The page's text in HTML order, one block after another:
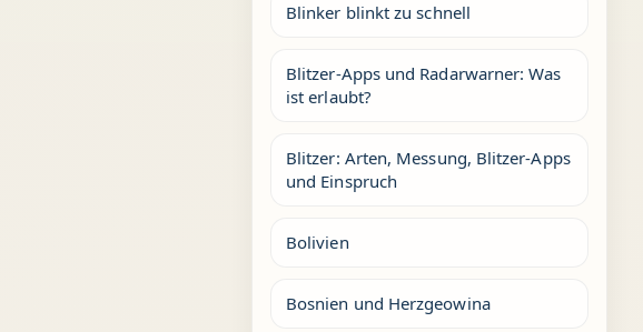
Blinker blinkt zu schnell
Blitzer-Apps und Radarwarner: Was
ist erlaubt?
Blitzer: Arten, Messung, Blitzer-Apps
und Einspruch
Bolivien
Bosnien und Herzgeowina